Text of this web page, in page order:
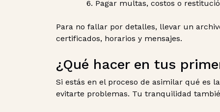
Pagar multas, costos o
Para no fallar por detalles, llevar un
certificados, horarios y mensajes.
¿Qué hacer en tus
Si estás en el proceso de asimilar qué es
evitarte problemas. Tu tranquilidad